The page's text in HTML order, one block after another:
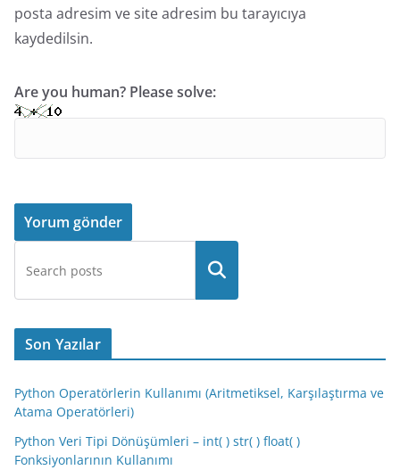
posta adresim ve site adresim bu tarayıcıya
kaydedilsin.
Are you human? Please solve:
Son Yazılar
Python Operatörlerin Kullanımı (Aritmetiksel, Karşılaştırma ve
Atama Operatörleri)
Python Veri Tipi Dönüşümleri – int( ) str( ) float( )
Fonksiyonlarının Kullanımı